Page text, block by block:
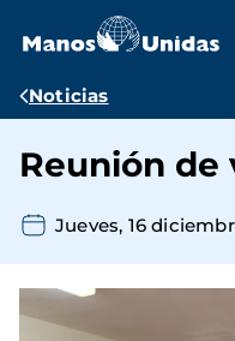
contenido
Ruta
navegación
Noticias
Reunión de
Jueves, 16